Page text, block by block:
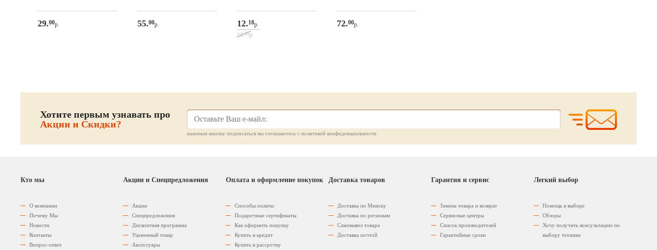
29.00р. 55.00р. 12.18р.
13.15р.
72.00р.
Хотите первым узнавать про
Акции и Скидки?
нажимая кнопку подписаться вы соглашаетесь с политикой конфиденциальности
Кто мы
О компании
Почему Мы
Новости
Контакты
Вопрос-ответ
Акции и Спецпредложения
Акции
Спецпредложения
Дисконтная программа
Уцененный товар
Аксессуары
Оплата и оформление покупок
Способы оплаты
Подарочные сертификаты
Как оформить покупку
Купить в кредит
Купить в рассрочку
Доставка товаров
Доставка по Минску
Доставка по регионам
Самовывоз товара
Доставка почтой
Гарантия и сервис
Замена товара и возврат
Сервисные центры
Список производителей
Гарантийные сроки
Легкий выбор
Помощь в выборе
Обзоры
Хочу получить консультацию по
выбору техники